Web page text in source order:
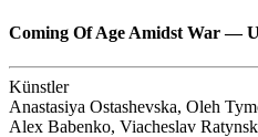
Coming Of Age Amidst War—
Künstler
Anastasiya Ostashevska, Oleh
Alex Babenko, Viacheslav